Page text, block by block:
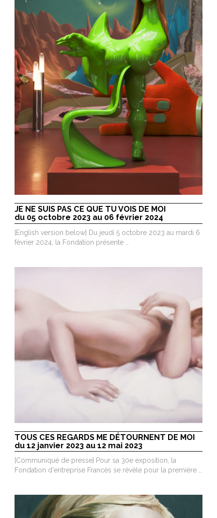
JE NE SUIS PAS CE QUE TU VOIS DE MOI
du 05 octobre 2023 au 06 février 2024
[English version below] Du jeudi 5 octobre 2023 au mardi 6
février 2024, la Fondation présente …
TOUS CES REGARDS ME DÉTOURNENT DE MOI
du 12 janvier 2023 au 12 mai 2023
[Communiqué de presse] Pour sa 30e exposition, la
Fondation d'entreprise Francès se révèle pour la première …